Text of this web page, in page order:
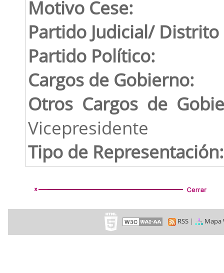
Motivo Cese:
Partido Judicial/ Distrito
Partido Político:
Cargos de Gobierno:
Otros Cargos de
Vicepresidente
Tipo de Representación:
RSS| Mapa